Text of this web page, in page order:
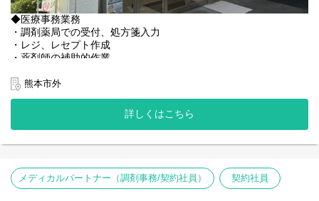
◆医療事務業務
・調剤薬局での受付、処方箋入力
・レジ、レセプト作成
・薬剤師の補助的作業
◆レセコン
EMへの変更の予定がございます。
＜店舗情報＞
◆処方内容 内科
合志渡邉内科クリニックの処方がメインとなります。
毎週木曜日、近くの施設での往診同行があります。
熊本市外
詳しくはこちら
メディカルパートナー（調剤事務/契約社員） 契約社員